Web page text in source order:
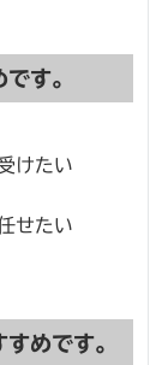
す。
けたい
せたい
めです。